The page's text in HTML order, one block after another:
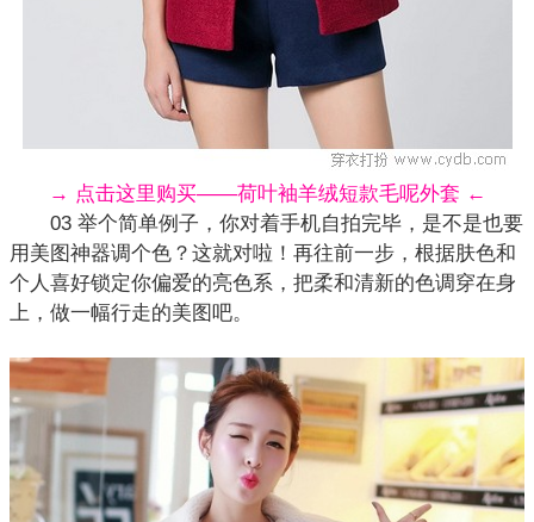
→ 点击这里购买——荷叶袖羊绒短款毛呢外套 ←
03 举个简单例子，你对着手机自拍完毕，是不是也要
用美图神器调个色？这就对啦！再往前一步，根据肤色和
个人喜好锁定你偏爱的亮色系，把柔和清新的色调穿在身
上，做一幅行走的美图吧。